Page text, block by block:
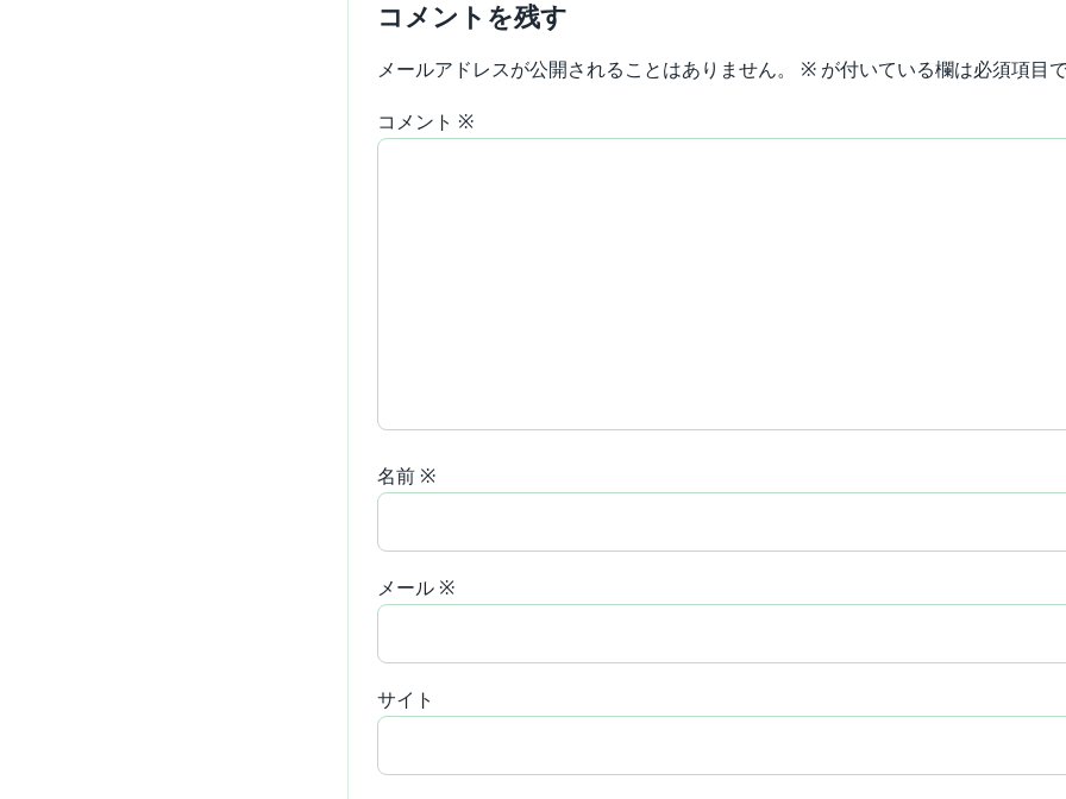
コメントを残す
メールアドレスが公開されることはありません。 ※ が付いている欄は必須項目
コメント ※
名前 ※
メール ※
サイト